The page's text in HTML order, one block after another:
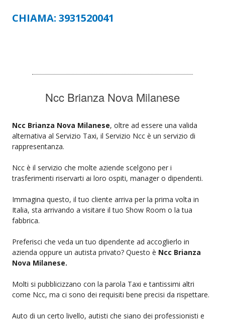
CHIAMA: 3931520041
Ncc Brianza Nova Milanese
Ncc Brianza Nova Milanese, oltre ad essere una valida
alternativa al Servizio Taxi, il Servizio Ncc è un servizio di
rappresentanza.
Ncc è il servizio che molte aziende scelgono per i
trasferimenti riservarti ai loro ospiti, manager o dipendenti.
Immagina questo, il tuo cliente arriva per la prima volta in
Italia, sta arrivando a visitare il tuo Show Room o la tua
fabbrica.
Preferisci che veda un tuo dipendente ad accoglierlo in
azienda oppure un autista privato? Questo è Ncc Brianza
Nova Milanese.
Molti si pubblicizzano con la parola Taxi e tantissimi altri
come Ncc, ma ci sono dei requisiti bene precisi da rispettare.
Auto di un certo livello, autisti che siano dei professionisti e